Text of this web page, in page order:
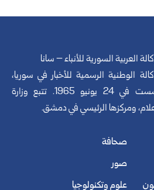
العربية السورية للأنباء – سانا
الوطنية الرسمية للأخبار في سوريا،
تأسست في 24 يونيو 1965. تتبع وزارة
ومركزها الرئيسي في دمشق.
صحافة
صور
علوم وتكنولوجيا